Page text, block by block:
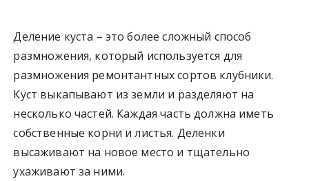
Деление куста – это более сложный способ
размножения, который используется для
размножения ремонтантных сортов клубники.
Куст выкапывают из земли и разделяют на
несколько частей. Каждая часть должна иметь
собственные корни и листья. Деленки
высаживают на новое место и тщательно
ухаживают за ними.